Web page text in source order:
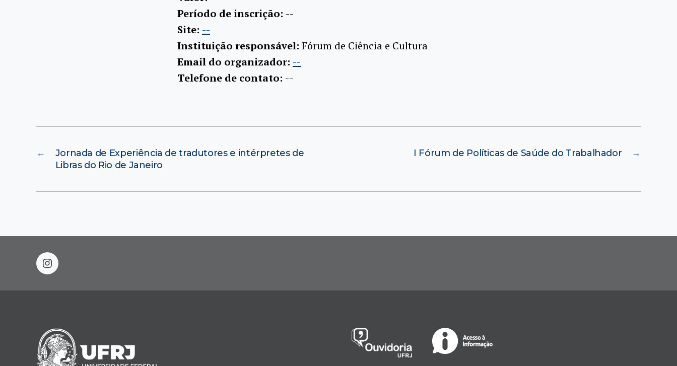
Período de inscrição: --
Site: --
Instituição responsável: Fórum de Ciência e Cultura
Email do organizador: --
Telefone de contato: --
←
Jornada de Experiência de tradutores e intérpretes de
Libras do Rio de Janeiro
→
I Fórum de Políticas de Saúde do Trabalhador
instagram